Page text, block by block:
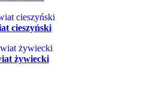
cieszyński
żywiecki